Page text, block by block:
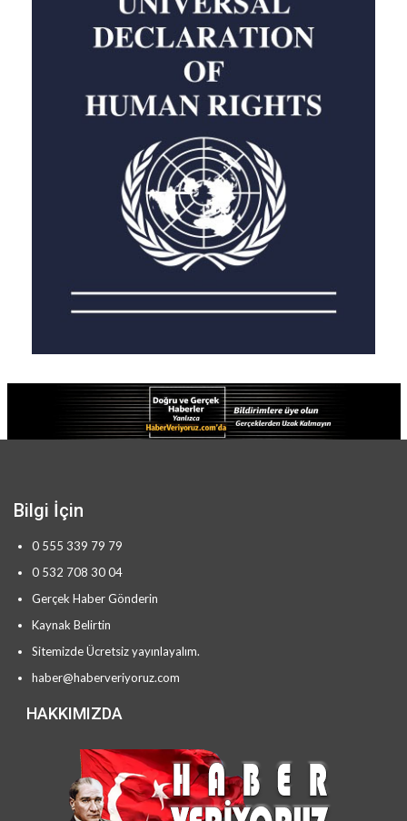
Bilgi İçin
0 555 339 79 79
0 532 708 30 04
Gerçek Haber Gönderin
Kaynak Belirtin
Sitemizde Ücretsiz yayınlayalım.
haber@haberveriyoruz.com
HAKKIMIZDA